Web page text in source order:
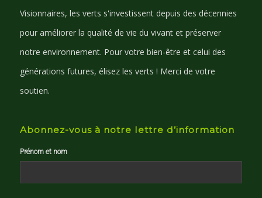
Visionnaires, les verts s'investissent depuis des décennies
pour améliorer la qualité de vie du vivant et préserver
notre environnement. Pour votre bien-être et celui des
générations futures, élisez les verts ! Merci de votre
soutien.
Abonnez-vous à notre lettre d’information
Prénom et nom